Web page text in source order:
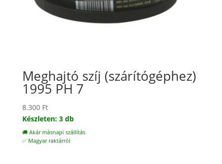
Meghajtó szíj (szárítógéphez)
1995 PH 7
8.300 Ft
Készleten: 3 db
🚚 Akár másnapi szállítás
✅ Magyar raktárról